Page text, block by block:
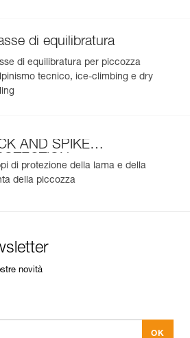
di equilibratura
di equilibratura per piccozza
tecnico, ice-climbing e dry
AND SPIKE
di protezione della lama e della
della piccozza
novità